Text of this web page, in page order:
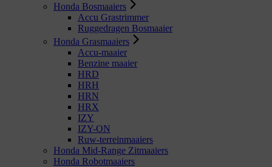
Honda Bosmaaiers
Accu Grastrimmer
Ruggedragen Bosmaaier
Honda Grasmaaiers
Accu-maaier
Benzine maaier
HRD
HRH
HRN
HRX
IZY
IZY-ON
Ruw-terreinmaaiers
Honda Mid-Range Zitmaaiers
Honda Robotmaaiers